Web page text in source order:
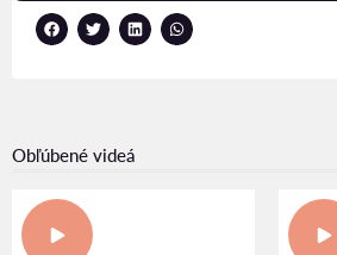
Obľúbené videá